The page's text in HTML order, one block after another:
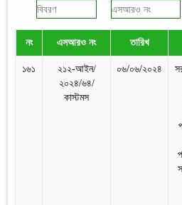
নং এসআরও নং তারিখ
১৬১
২১২-আইন/
২০২৪/৬৪/
কাস্টমস
০৬/০৬/২০২৪